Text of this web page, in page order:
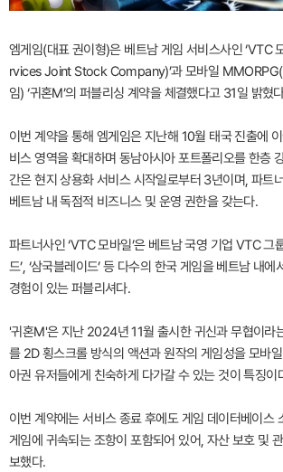
엠게임(대표 권이형)은 베트남 게임 서비스사인 ‘VTC
rvices Joint Stock Company)’과 모바일 MMORPG(
임) ‘귀혼M’의 퍼블리싱 계약을 체결했다고 31일 밝혔
이번 계약을 통해 엠게임은 지난해 10월 태국 진출에
비스 영역을 확대하며 동남아시아 포트폴리오를 한층
간은 현지 상용화 서비스 시작일로부터 3년이며, 파트
베트남 내 독점적 비즈니스 및 운영 권한을 갖는다.
파트너사인 ‘VTC 모바일’은 베트남 국영 기업 VTC 그
드’, ‘삼국블레이드’ 등 다수의 한국 게임을 베트남 내
경험이 있는 퍼블리셔다.
'귀혼M'은 지난 2024년 11월 출시한 귀신과 무협이라
를 2D 횡스크롤 방식의 액션과 원작의 게임성을 모바
아권 유저들에게 친숙하게 다가갈 수 있는 것이 특징이
이번 계약에는 서비스 종료 후에도 게임 데이터베이스
게임에 귀속되는 조항이 포함되어 있어, 자산 보호 및
보했다.